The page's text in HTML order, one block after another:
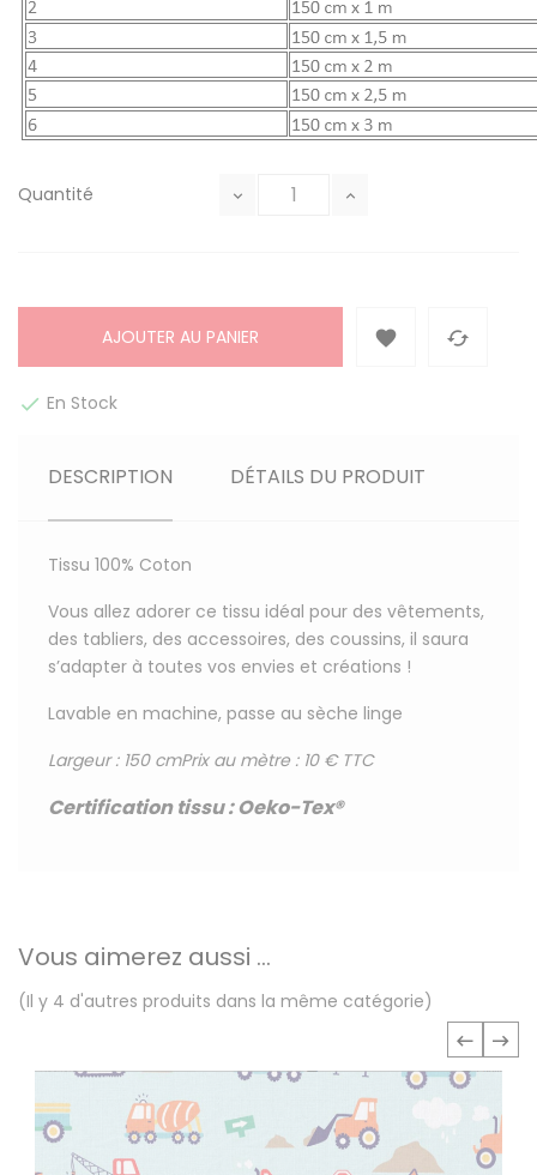
Quantité
AJOUTER AU PANIER  
 En Stock
DESCRIPTION DÉTAILS DU PRODUIT
Tissu 100% Coton
Vous allez adorer ce tissu idéal pour des vêtements,
des tabliers, des accessoires, des coussins, il saura
s’adapter à toutes vos envies et créations !
Lavable en machine, passe au sèche linge
Largeur : 150 cmPrix au mètre : 10 € TTC
Certification tissu:Oeko-Tex®
Vous aimerez aussi ...
(Il y 4 d'autres produits dans la même catégorie)
‹ ›